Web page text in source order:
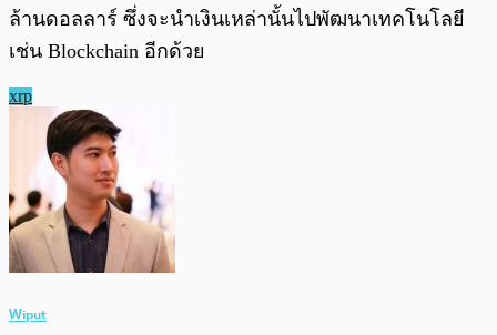
ล้านดอลลาร์ ซึ่งจะนำเงินเหล่านั้นไปพัฒนาเทคโนโลยี
เช่น Blockchain อีกด้วย
xrp
Wiput